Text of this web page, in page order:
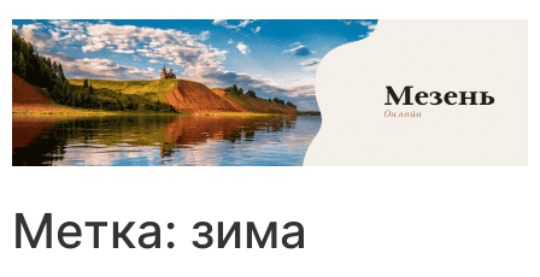
Перейти
содержимому
Метка: зима